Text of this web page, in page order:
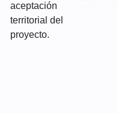
aceptación
territorial del
proyecto.